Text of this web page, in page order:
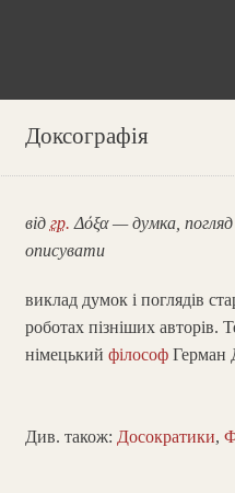
Доксографія
від гр. Δόξα — думка, погляд
описувати
виклад думок і поглядів
роботах пізніших авторів.
німецький філософГерман
Див. також: Досократики,